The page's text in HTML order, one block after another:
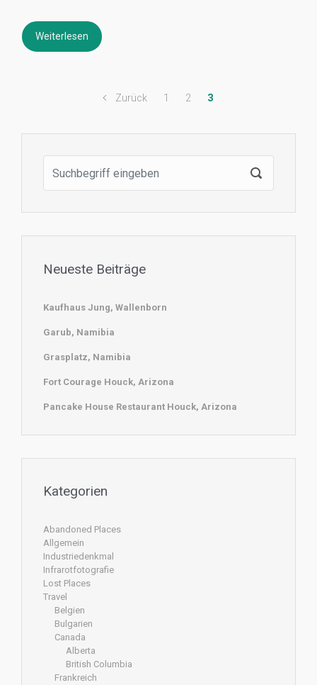
Weiterlesen
Zurück 1 2 3
Neueste Beiträge
Kaufhaus Jung, Wallenborn
Garub, Namibia
Grasplatz, Namibia
Fort Courage Houck, Arizona
Pancake House Restaurant Houck, Arizona
Kategorien
Abandoned Places
Allgemein
Industriedenkmal
Infrarotfotografie
Lost Places
Travel
Belgien
Bulgarien
Canada
Alberta
British Columbia
Frankreich